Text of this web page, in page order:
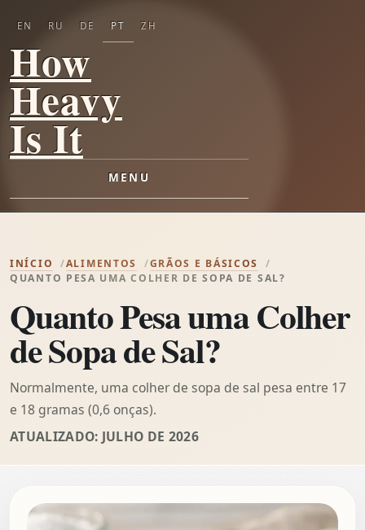
How
Heavy
Is It
MENU
EN RU DE PT ZH
INÍCIO ALIMENTOS
GRÃOS E BÁSICOS
QUANTO PESA UMA COLHER DE SOPA DE SAL?
Quanto Pesa uma Colher
de Sopa de Sal?
Normalmente, uma colher de sopa de sal pesa entre 17
e 18 gramas (0,6 onças).
ATUALIZADO: JULHO DE 2026